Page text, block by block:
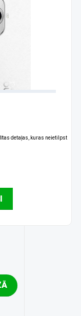
detaļas, kuras neietilpst